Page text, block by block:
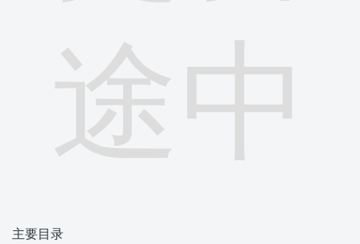
途中
主要目录